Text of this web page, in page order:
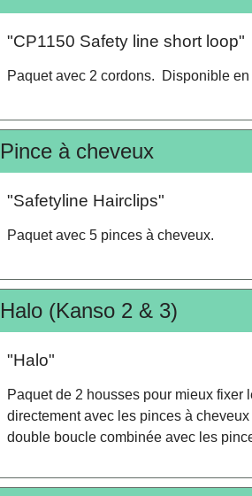
"CP1150 Safety line short loop"
Paquet avec 2 cordons. Disponible
Pince à cheveux
"Safetyline Hairclips"
Paquet avec 5 pinces à cheveux.
Halo (Kanso 2 & 3)
"Halo"
Paquet de 2 housses pour mieux
directement avec les pinces à cheveux
double boucle combinée avec les